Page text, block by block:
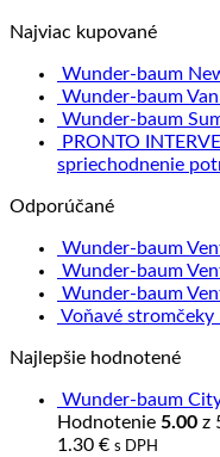
Najviac kupované
Wunder-baum
Wunder-baum
Wunder-baum
PRONTO
spriechodnenie
Odporúčané
Wunder-baum
Wunder-baum
Wunder-baum
Voňavé stromčeky
Najlepšie hodnotené
Wunder-baum
Hodnotenie 5.00 z
1.30 € s DPH